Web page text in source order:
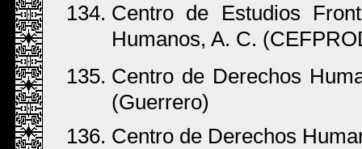
Centro de Estudios
Humanos, A. C.
Centro de Derechos
(Guerrero)
Centro de Derechos